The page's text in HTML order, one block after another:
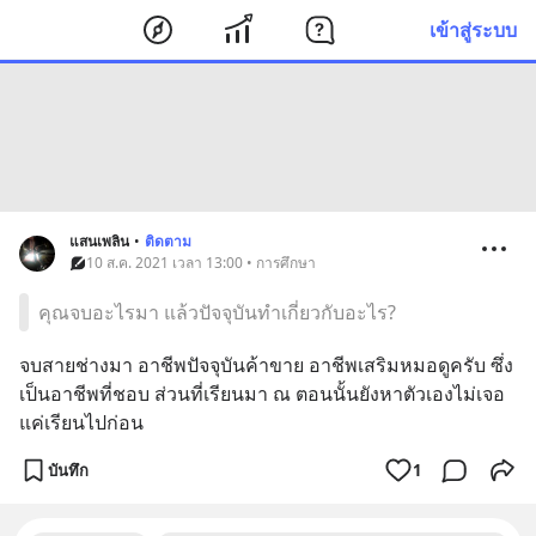
เข้าสู่ระบบ
แสนเพลิน • ติดตาม
10 ส.ค. 2021 เวลา 13:00 • การศึกษา
คุณจบอะไรมา แล้วปัจจุบันทำเกี่ยวกับอะไร?
จบสายช่างมา อาชีพปัจจุบันค้าขาย อาชีพเสริมหมอดูครับ ซึ่ง
เป็นอาชีพที่ชอบ ส่วนที่เรียนมา ณ ตอนนั้นยังหาตัวเองไม่เจอ
แค่เรียนไปก่อน
บันทึก 1